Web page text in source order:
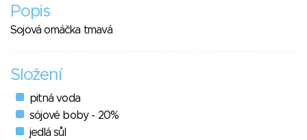
Popis
Sojová omáčka tmavá
Složení
pitná voda
sójové boby - 20%
jedlá sůl